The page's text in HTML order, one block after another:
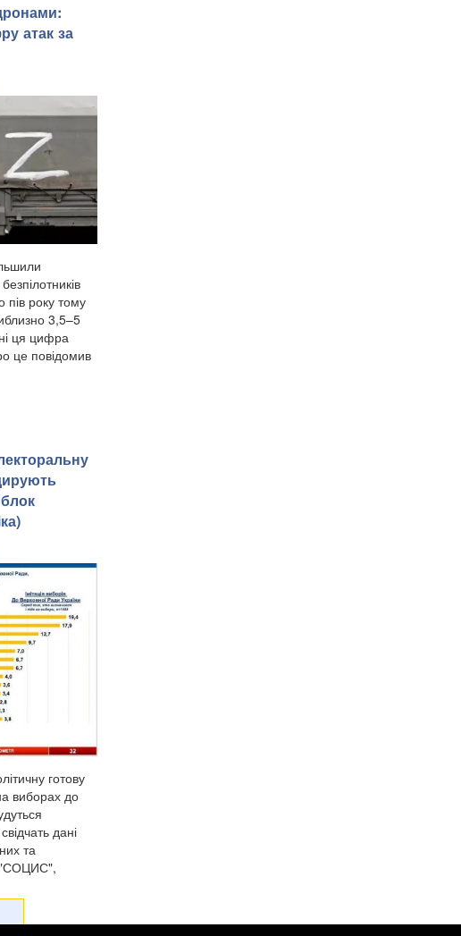
атак за
року тому
3,5–5
ця цифра
це повідомив
готову
виборах до
дані
та
"СОЦИС",